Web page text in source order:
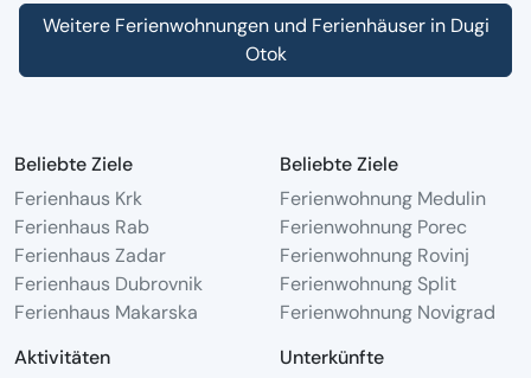
Weitere Ferienwohnungen und Ferienhäuser in Dugi
Otok
Beliebte Ziele
Ferienhaus Krk
Ferienhaus Rab
Ferienhaus Zadar
Ferienhaus Dubrovnik
Ferienhaus Makarska
Beliebte Ziele
Ferienwohnung Medulin
Ferienwohnung Porec
Ferienwohnung Rovinj
Ferienwohnung Split
Ferienwohnung Novigrad
Aktivitäten
Unterkünfte